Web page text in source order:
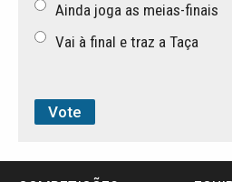
Ainda joga as meias-finais
Vai à final e traz a Taça